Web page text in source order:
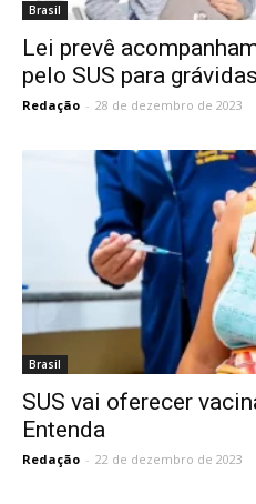
Brasil
Lei prevê
pelo SUS para
Redação - 28 de dezembro de 2023
Brasil
SUS vai oferecer
Entenda
Redação - 22 de dezembro de 2023